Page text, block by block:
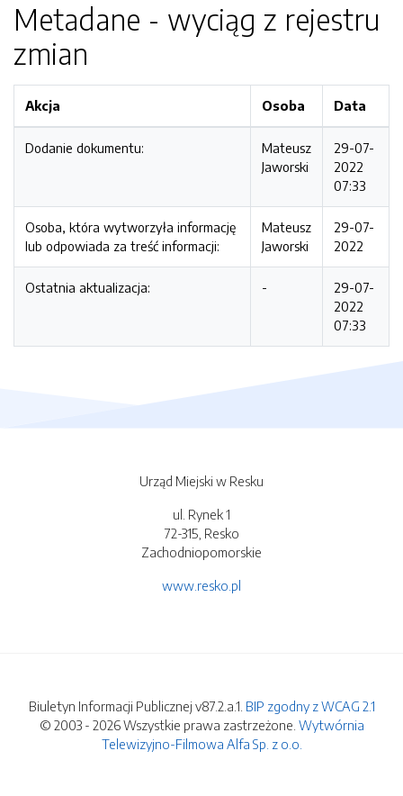
Metadane - wyciąg z rejestru
zmian
Akcja Osoba Data
Dodanie dokumentu:
Mateusz
Jaworski
29-07-
2022
07:33
Osoba, która wytworzyła informację
lub odpowiada za treść informacji:
Mateusz
Jaworski
29-07-
2022
Ostatnia aktualizacja: -
29-07-
2022
07:33
Urząd Miejski w Resku
ul. Rynek 1
72-315, Resko
Zachodniopomorskie
www.resko.pl
Biuletyn Informacji Publicznej v87.2.a.1. BIP zgodny z WCAG 2.1
© 2003 - 2026 Wszystkie prawa zastrzeżone. Wytwórnia
Telewizyjno-Filmowa Alfa Sp. z o.o.